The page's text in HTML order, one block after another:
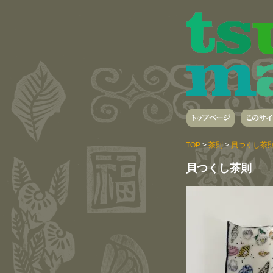
TOP > 茶則 >貝つくし茶
貝つくし茶則